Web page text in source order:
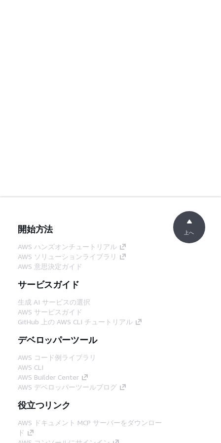
開始方法
AWS ハンズオンチュートリアル
AWS ソリューションライブラリ
AWS 意思決定ガイド
サービスガイド
生成 AI サービスの選択
AWS サービスガイド
GitHub 上の AWS CLI チュートリアル
デベロッパーツール
AWS コード例ライブラリ
AWS CLI
AWS Builder Center
AWS デベロッパーツールブログ
役立つリンク
AWS ドキュメント MCP サーバーをダウンロー
ド
上へ